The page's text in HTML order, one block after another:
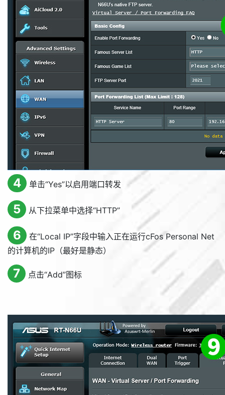
4 单击“Yes”以启用端口转发
5 从下拉菜单中选择“HTTP”
6 在“Local IP”字段中输入正在运行cFos Personal Net
的计算机的IP（最好是静态）
7 点击“Add”图标